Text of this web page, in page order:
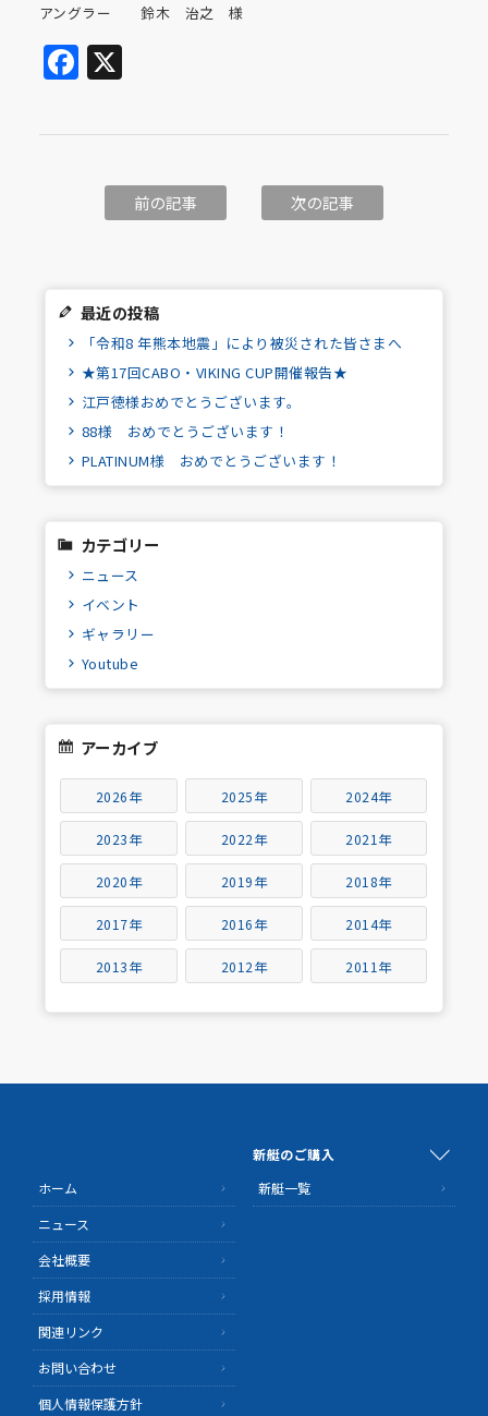
アングラー 鈴木 治之 様
Facebook
X
前の記事 次の記事
最近の投稿
「令和8 年熊本地震」により被災された皆さまへ
★第17回CABO・VIKING CUP開催報告★
江戸徳様おめでとうございます。
88様 おめでとうございます！
PLATINUM様 おめでとうございます！
カテゴリー
ニュース
イベント
ギャラリー
Youtube
アーカイブ
2026年 2025年 2024年
2023年 2022年 2021年
2020年 2019年 2018年
2017年 2016年 2014年
2013年 2012年 2011年
ホーム
ニュース
会社概要
採用情報
関連リンク
お問い合わせ
個人情報保護方針
新艇のご購入
新艇一覧